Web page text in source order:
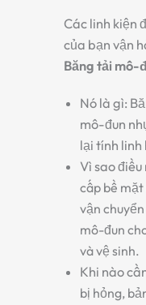
Các linh kiện
của bạn vận
Băng tải mô-
Nó là gì:
mô-đun
lại tính linh
Vì sao
cấp bề mặt
vận
mô-đun
và vệ sinh.
Khi nào
bị hỏng,